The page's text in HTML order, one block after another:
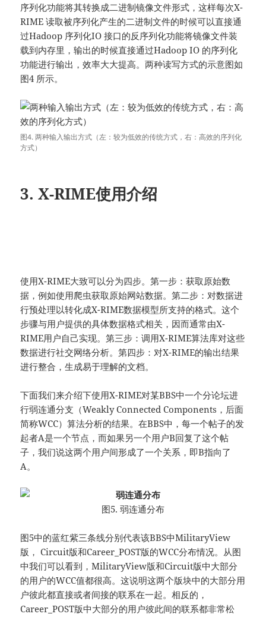
序列化功能将其转换成二进制镜像文件形式，这样每次X-
RIME 读取被序列化产生的二进制文件的时候可以直接通
过Hadoop 序列化IO 接口的反序列化功能将镜像文件装
载到内存里，输出的时候直接通过Hadoop IO 的序列化
功能进行输出，效率大大提高。两种读写方式的示意图如
图4 所示。
图4. 两种输入输出方式（左：较为低效的传统方式，右：高效的序列化
方式）
3. X-RIME使用介绍
使用X-RIME大致可以分为四步。第一步：获取原始数
据，例如使用爬虫获取原始网站数据。第二步：对数据进
行预处理以转化成X-RIME数据模型所支持的格式。这个
步骤与用户提供的具体数据格式相关，因而通常由X-
RIME用户自己实现。第三步：调用X-RIME算法库对这些
数据进行社交网络分析。第四步：对X-RIME的输出结果
进行整合，生成易于理解的文档。
下面我们来介绍下使用X-RIME对某BBS中一个分论坛进
行弱连通分支（Weakly Connected Components，后面
简称WCC）算法分析的结果。在BBS中，每一个帖子的发
起者A是一个节点，而如果另一个用户B回复了这个帖
子，我们说这两个用户间形成了一个关系，即B指向了
A。
图5. 弱连通分布
图5中的蓝红紫三条线分别代表该BBS中MilitaryView
版， Circuit版和Career_POST版的WCC分布情况。从图
中我们可以看到，MilitaryView版和Circuit版中大部分
的用户的WCC值都很高。这说明这两个版块中的大部分用
户彼此都直接或者间接的联系在一起。相反的，
Career_POST版中大部分的用户彼此间的联系都非常松